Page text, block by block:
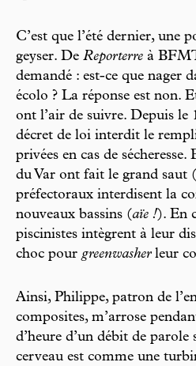
C’est que l’été dernier, une
geyser. De Reporterre à
demandé : est-ce que nager
écolo ? La réponse est non.
ont l’air de suivre. Depuis le
décret de loi interdit le
privées en cas de
du Var ont fait le grand saut (
préfectoraux interdisent la
nouveaux bassins (aïe !). En
piscinistes intègrent à leur
choc pour greenwasherleur
Ainsi, Philippe, patron de
composites, m’arrose
d’heure d’un débit de
cerveau est comme une